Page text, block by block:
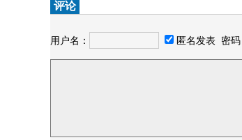
评论
用户名： 匿名发表 密码